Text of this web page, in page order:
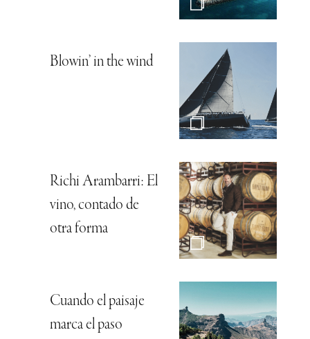
Blowin’ in the wind
Richi Arambarri: El
vino, contado de
otra forma
Cuando el paisaje
marca el paso